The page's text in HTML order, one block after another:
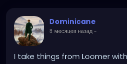
Dominicane
8 месяцев назад-
I take things from Loomer